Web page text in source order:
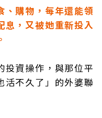
、購物，每年還能領
息，又被她重新投入
投資操作，與那位平
活不久了」的外婆聯